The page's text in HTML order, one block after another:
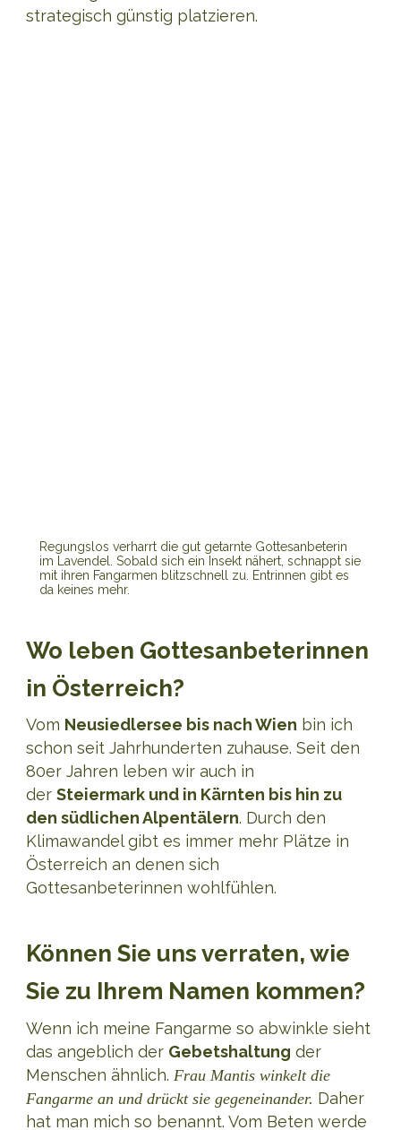
strategisch günstig platzieren.
Regungslos verharrt die gut getarnte Gottesanbeterin
im Lavendel. Sobald sich ein Insekt nähert, schnappt sie
mit ihren Fangarmen blitzschnell zu. Entrinnen gibt es
da keines mehr.
Wo leben Gottesanbeterinnen
in Österreich?
Vom Neusiedlersee bis nach Wien bin ich
schon seit Jahrhunderten zuhause. Seit den
80er Jahren leben wir auch in
der Steiermark und in Kärnten bis hin zu
den südlichen Alpentälern. Durch den
Klimawandel gibt es immer mehr Plätze in
Österreich an denen sich
Gottesanbeterinnen wohlfühlen.
Können Sie uns verraten, wie
Sie zu Ihrem Namen kommen?
Wenn ich meine Fangarme so abwinkle sieht
das angeblich der Gebetshaltung der
Menschen ähnlich. Frau Mantis winkelt die
Fangarme an und drückt sie gegeneinander. Daher
hat man mich so benannt. Vom Beten werde